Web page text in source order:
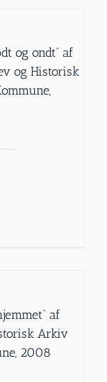
og ondt” af
og Historisk
af
Arkiv
2008